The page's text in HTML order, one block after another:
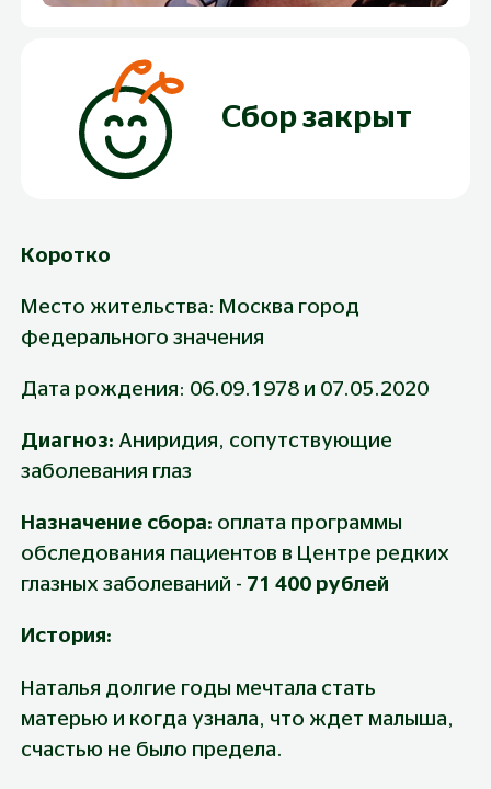
Сбор закрыт
Коротко
Место жительства: Москва город
федерального значения
Дата рождения: 06.09.1978 и 07.05.2020
Диагноз: Аниридия, сопутствующие
заболевания глаз
Назначение сбора: оплата программы
обследования пациентов в Центре редких
глазных заболеваний - 71 400 рублей
История:
Наталья долгие годы мечтала стать
матерью и когда узнала, что ждет малыша,
счастью не было предела.